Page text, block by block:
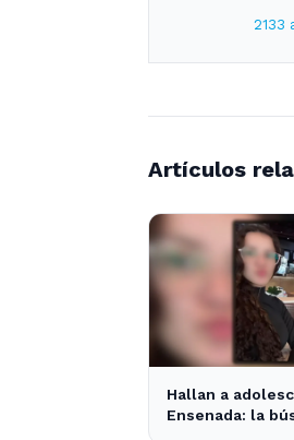
2133
Artículos
Hallan a
Ensenada: la